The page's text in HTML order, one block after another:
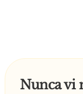
Nunca vi